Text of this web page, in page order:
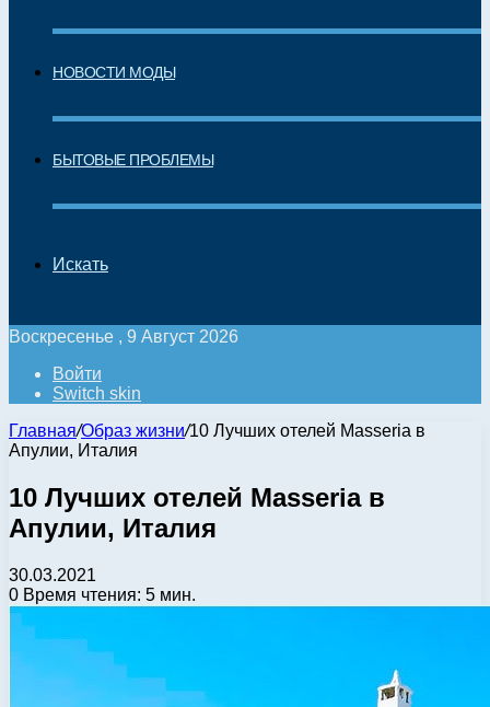
НОВОСТИ МОДЫ
БЫТОВЫЕ ПРОБЛЕМЫ
Искать
Воскресенье , 9 Август 2026
Войти
Switch skin
Главная/Образ жизни/10 Лучших отелей Masseria в
Апулии, Италия
10 Лучших отелей Masseria в
Апулии, Италия
30.03.2021
0 Время чтения: 5 мин.